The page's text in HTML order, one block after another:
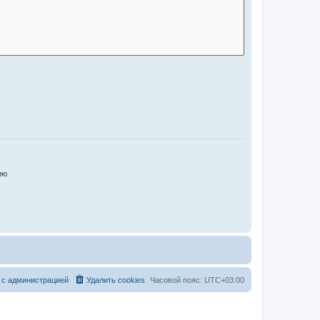
Часовой пояс: UTC+03:00
Удалить cookies
администрацией